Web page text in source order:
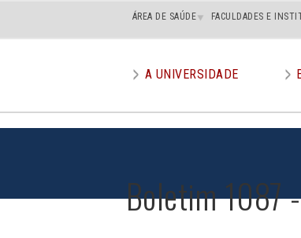
Main
superior
ÁREA DE SAÚDE FACULDADES E
menu
A UNIVERSIDADE
Boletim 1087